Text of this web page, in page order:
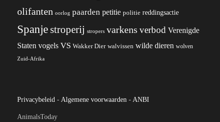
olifanten oorlog paarden petitie politie reddingsactie
Spanjestroperij stropers varkens verbod Verenigde
Staten vogels VS Wakker Dier walvissen wilde dieren wolven
Zuid-Afrika
Privacybeleid - Algemene voorwaarden - ANBI
AnimalsToday